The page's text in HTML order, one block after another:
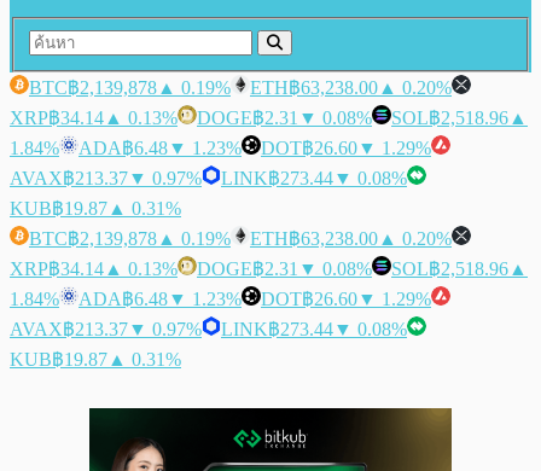
BTC฿2,139,878 ▲ 0.19% ETH฿63,238.00 ▲ 0.20%
XRP฿34.14 ▲ 0.13% DOGE฿2.31 ▼ 0.08% SOL฿2,518.96 ▲
1.84%
ADA฿6.48▼ 1.23% DOT฿26.60▼ 1.29%
AVAX฿213.37▼ 0.97% LINK฿273.44▼ 0.08%
KUB฿19.87 ▲ 0.31%
BTC฿2,139,878 ▲ 0.19% ETH฿63,238.00 ▲ 0.20%
XRP฿34.14 ▲ 0.13% DOGE฿2.31 ▼ 0.08% SOL฿2,518.96 ▲
1.84%
ADA฿6.48▼ 1.23% DOT฿26.60▼ 1.29%
AVAX฿213.37▼ 0.97% LINK฿273.44▼ 0.08%
KUB฿19.87 ▲ 0.31%